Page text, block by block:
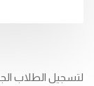
لتسجيل الطلاب